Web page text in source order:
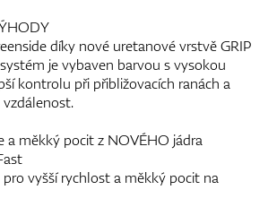
díky nové uretanové vrstvě GRIP
je vybaven barvou s vysokou
kontrolu při přibližovacích ranách a
a měkký pocit z NOVÉHO jádra
vyšší rychlost a měkký pocit na